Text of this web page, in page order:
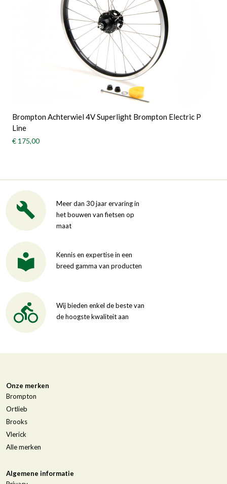
Brompton Achterwiel 4V Superlight Brompton Electric P
Line
€ 175,00
Meer dan 30 jaar ervaring in
het bouwen van fietsen op
maat
Kennis en expertise in een
breed gamma van producten
Wij bieden enkel de beste van
de hoogste kwaliteit aan
Onze merken
Brompton
Ortlieb
Brooks
Vlerick
Alle merken
Algemene informatie